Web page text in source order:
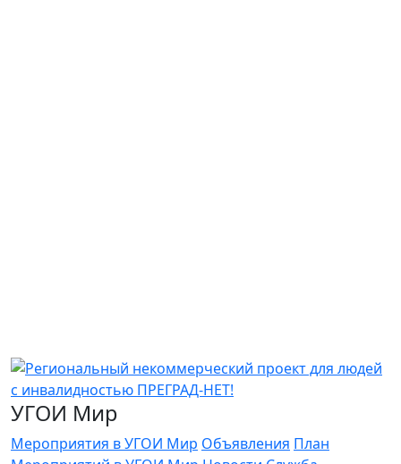
УГОИ Мир
Мероприятия в УГОИ Мир Объявления План